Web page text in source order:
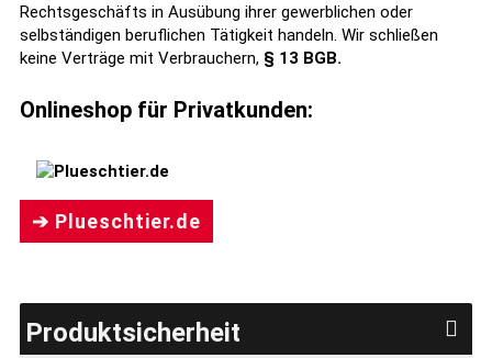
Rechtsgeschäfts in Ausübung ihrer gewerblichen oder
selbständigen beruflichen Tätigkeit handeln. Wir schließen
keine Verträge mit Verbrauchern, § 13 BGB.
Onlineshop für Privatkunden:
➔ Plueschtier.de
Produktsicherheit